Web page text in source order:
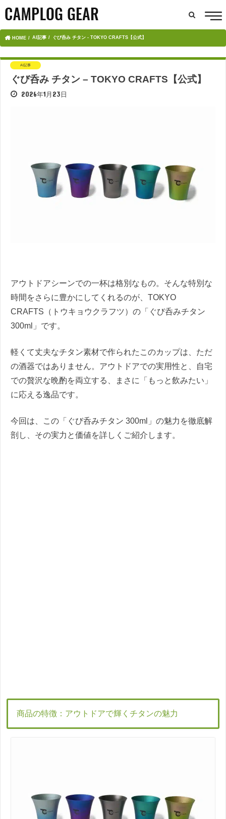
HOME AI記事 ぐび呑み チタン - TOKYO CRAFTS【公式】
AI記事
ぐび呑み チタン – TOKYO CRAFTS【公式】
2026年1月23日
アウトドアシーンでの一杯は格別なもの。そんな特別な
時間をさらに豊かにしてくれるのが、TOKYO
CRAFTS（トウキョウクラフツ）の「ぐび呑みチタン
300ml」です。
軽くて丈夫なチタン素材で作られたこのカップは、ただ
の酒器ではありません。アウトドアでの実用性と、自宅
での贅沢な晩酌を両立する、まさに「もっと飲みたい」
に応える逸品です。
今回は、この「ぐび呑みチタン 300ml」の魅力を徹底解
剖し、その実力と価値を詳しくご紹介します。
商品の特徴：アウトドアで輝くチタンの魅力